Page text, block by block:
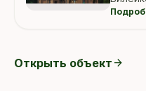
улица,
Открыть объект arrow_forward